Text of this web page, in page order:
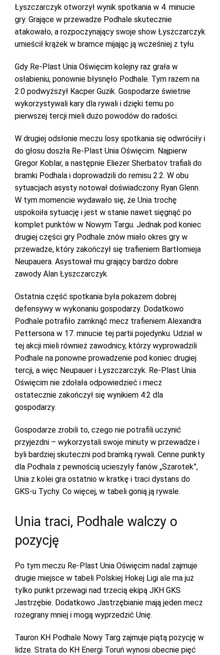
Łyszczarczyk otworzył wynik spotkania w 4. minucie
gry. Grające w przewadze Podhale skutecznie
atakowało, a rozpoczynający swoje show Łyszczarczyk
umieścił krążek w bramce mijając ją wcześniej z tyłu.
Gdy Re-Plast Unia Oświęcim kolejny raz grała w
osłabieniu, ponownie błysnęło Podhale. Tym razem na
2:0 podwyższył Kacper Guzik. Gospodarze świetnie
wykorzystywali kary dla rywali i dzięki temu po
pierwszej tercji mieli dużo powodów do radości.
W drugiej odsłonie meczu losy spotkania się odwróciły i
do głosu doszła Re-Plast Unia Oświęcim. Najpierw
Gregor Koblar, a następnie Eliezer Sherbatov trafiali do
bramki Podhala i doprowadzili do remisu 2:2. W obu
sytuacjach asysty notował doświadczony Ryan Glenn.
W tym momencie wydawało się, że Unia trochę
uspokoiła sytuację i jest w stanie nawet sięgnąć po
komplet punktów w Nowym Targu. Jednak pod koniec
drugiej części gry Podhale znów miało okres gry w
przewadze, który zakończył się trafieniem Bartłomieja
Neupauera. Asystował mu grający bardzo dobre
zawody Alan Łyszczarczyk.
Ostatnia część spotkania była pokazem dobrej
defensywy w wykonaniu gospodarzy. Dodatkowo
Podhale potrafiło zamknąć mecz trafieniem Alexandra
Pettersona w 17. minucie tej partii pojedynku. Udział w
tej akcji mieli również zawodnicy, którzy wyprowadzili
Podhale na ponowne prowadzenie pod koniec drugiej
tercji, a więc Neupauer i Łyszczarczyk. Re-Plast Unia
Oświęcim nie zdołała odpowiedzieć i mecz
ostatecznie zakończył się wynikiem 4:2 dla
gospodarzy.
Gospodarze zrobili to, czego nie potrafili uczynić
przyjezdni – wykorzystali swoje minuty w przewadze i
byli bardziej skuteczni pod bramką rywali. Cenne punkty
dla Podhala z pewnością ucieszyły fanów „Szarotek”,
Unia z kolei gra ostatnio w kratkę i traci dystans do
GKS-u Tychy. Co więcej, w tabeli gonią ją rywale.
Unia traci, Podhale walczy o
pozycję
Po tym meczu Re-Plast Unia Oświęcim nadal zajmuje
drugie miejsce w tabeli Polskiej Hokej Ligi ale ma już
tylko punkt przewagi nad trzecią ekipą JKH GKS
Jastrzębie. Dodatkowo Jastrzębianie mają jeden mecz
rozegrany mniej i mogą wyprzedzić Unię.
Tauron KH Podhale Nowy Targ zajmuje piątą pozycję w
lidze. Strata do KH Energi Toruń wynosi obecnie pięć